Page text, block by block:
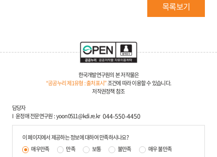
목록보기
한국개발연구원의 본 저작물은
“공공누리 제1유형 : 출처표시”조건에 따라 이용할 수 있습니다.
저작권정책 참조
담당자
윤정애 전문연구원 yoon0511@kdi.re.kr 044-550-4450
이 페이지에서 제공하는 정보에 대하여 만족하시나요?
매우만족
만족 보통 불만족 매우 불만족